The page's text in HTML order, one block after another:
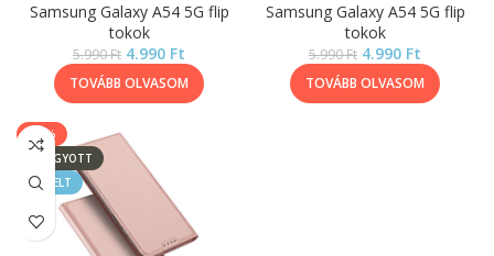
Samsung Galaxy A54 5G flip
tokok
5.990Ft 4.990 Ft
TOVÁBB OLVASOM
Samsung Galaxy A54 5G flip
tokok
5.990Ft 4.990 Ft
TOVÁBB OLVASOM
-50%
ELFOGYOTT
KIEMELT